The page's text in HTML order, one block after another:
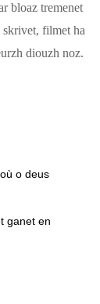
bloaz tremenet
skrivet, filmet ha
diouzh noz.
o deus
ganet en